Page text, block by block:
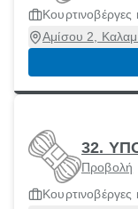
Κουρτινοβέργες
Αμίσου 2,
32.
Προβολή
Κουρτινοβέργες